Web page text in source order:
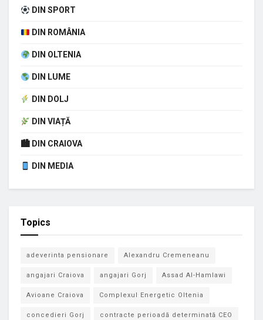
DIN SPORT
DIN ROMÂNIA
DIN OLTENIA
DIN LUME
DIN DOLJ
DIN VIAȚĂ
🏙 DIN CRAIOVA
DIN MEDIA
Topics
adeverinta pensionare Alexandru Cremeneanu
angajari Craiova angajari Gorj Assad Al-Hamlawi
Avioane Craiova Complexul Energetic Oltenia
concedieri Gorj contracte perioadă determinată CEO